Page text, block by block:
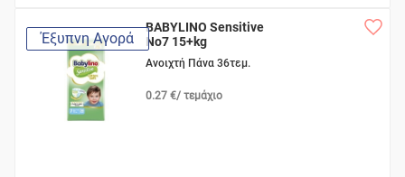
Έξυπνη Αγορά
BABYLINO Sensitive
No7 15+kg
Ανοιχτή Πάνα 36τεμ.
0.27 €/ τεμάχιο